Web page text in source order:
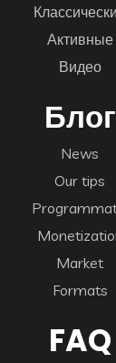
Активные
Видео
Блог
News
Our tips
Market
Formats
FAQ